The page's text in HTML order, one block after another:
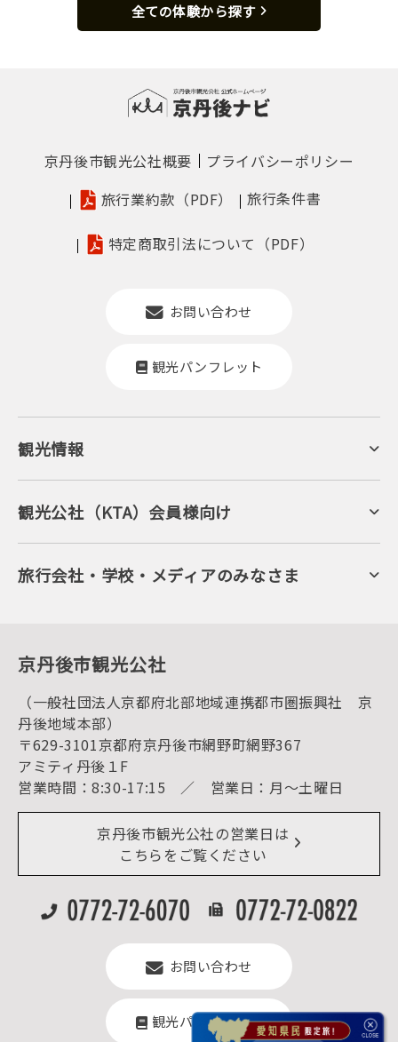
全ての体験から探す
京丹後市観光公社概要
プライバシーポリシー
旅行業約款（PDF）
旅行条件書
特定商取引法について（PDF）
お問い合わせ
観光パンフレット
観光情報
京丹後について
ジオパークの絶景
キャンプ・グランピング
自然景観
旬の食
フルーツ
美術館・資料館
観光
海水浴
キャンプ
お宿探し
宿泊・日帰り予約（空室検索）
予約照会・予約キャンセル
宿泊施設一覧（お宿比較ページ）
アクセス
お知らせ
イベント情報
デジタル観光パンフレット
リアルタイム道路情報
よくある質問
観光公社（KTA）会員様向け
KTA会員コミュニティ
会員向けサービス
KTAニュースレター
会員加入・会員情報（会員規程）
旅行会社・学校・メディアのみなさま
プレスリリース
京丹後市観光公社
（一般社団法人京都府北部地域連携都市圏振興社 京
丹後地域本部）
〒629-3101京都府京丹後市網野町網野367
アミティ丹後１F
営業時間：8:30-17:15 ／ 営業日：月～土曜日
京丹後市観光公社の営業日は
こちらをご覧ください
お問い合わせ
観光パンフレット